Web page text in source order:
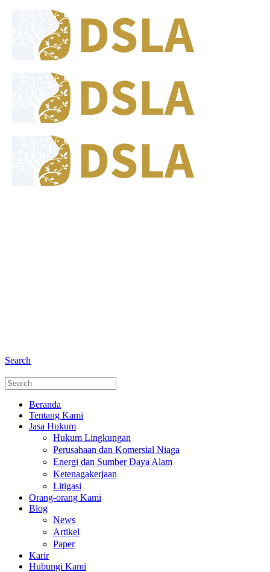
Search
Beranda
Tentang Kami
Jasa Hukum
Hukum Lingkungan
Perusahaan dan Komersial Niaga
Energi dan Sumber Daya Alam
Ketenagakerjaan
Litigasi
Orang-orang Kami
Blog
News
Artikel
Paper
Karir
Hubungi Kami